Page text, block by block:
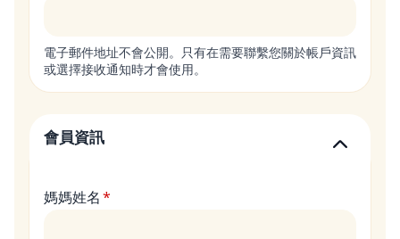
電子郵件地址不會公開。只有在需要聯繫您關於帳戶資訊
或選擇接收通知時才會使用。
會員資訊
媽媽姓名